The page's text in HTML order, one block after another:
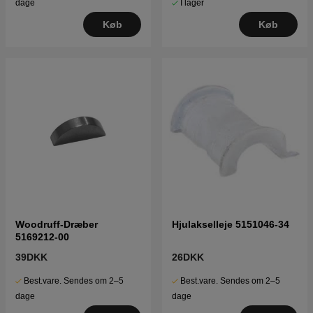
dage
Køb
I lager
Køb
Woodruff-Dræber
5169212-00
39DKK
Best.vare. Sendes om 2–5
dage
Hjulakselleje 5151046-34
26DKK
Best.vare. Sendes om 2–5
dage